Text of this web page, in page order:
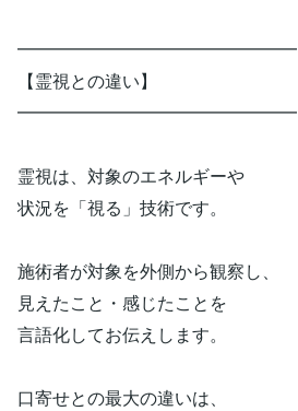
━━━━━━━━━━━━━━━━
【霊視との違い】
━━━━━━━━━━━━━━━━
霊視は、対象のエネルギーや
状況を「視る」技術です。
施術者が対象を外側から観察し、
見えたこと・感じたことを
言語化してお伝えします。
口寄せとの最大の違いは、